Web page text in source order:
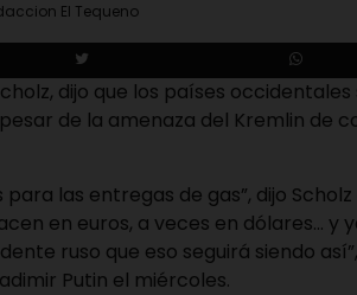
El Tequeno
dijo que los países
de la amenaza del Kremlin de
las entregas de gas”, dijo
en euros, a veces en dólares… y
ruso que eso seguirá siendo
Putin el miércoles.